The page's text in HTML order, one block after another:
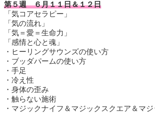
第５週 ６月１１日＆１２日
「気コアセラピー」
「気の流れ」
「気＝愛＝生命力」
「感情と心と魂」
・ヒーリングサウンズの使い方
・ブッダパームの使い方
・手足
・冷え性
・身体の歪み
・触らない施術
・マジックナイフ＆マジックスクエア＆マ